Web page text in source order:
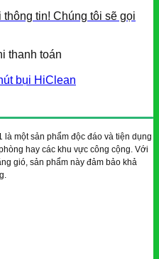
thông tin! Chúng tôi sẽ gọi
thanh toán
bụi HiClean
là một sản phẩm độc đáo và tiện dụng
hay các khu vực công cộng. Với
gió, sản phẩm này đảm bảo khả